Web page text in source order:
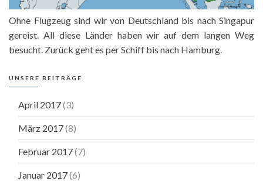
Ohne Flugzeug sind wir von Deutschland bis nach Singapur
gereist. All diese Länder haben wir auf dem langen Weg
besucht. Zurück geht es per Schiff bis nach Hamburg.
UNSERE BEITRÄGE
April 2017(3)
März 2017(8)
Februar 2017(7)
Januar 2017(6)